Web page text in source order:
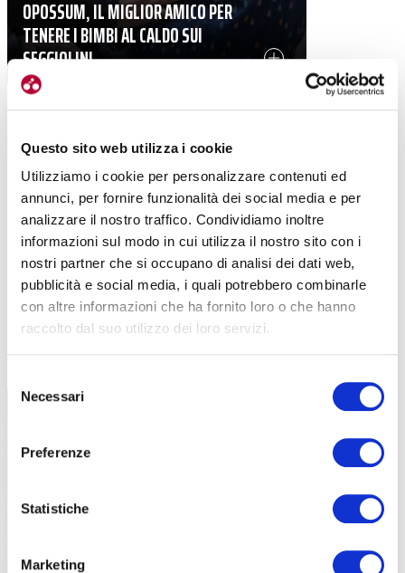
Questo sito web utilizza i cookie
Utilizziamo i cookie per personalizzare contenuti ed
annunci, per fornire funzionalità dei social media e per
analizzare il nostro traffico. Condividiamo inoltre
informazioni sul modo in cui utilizza il nostro sito con i
nostri partner che si occupano di analisi dei dati web,
pubblicità e social media, i quali potrebbero combinarle
con altre informazioni che ha fornito loro o che hanno
raccolto dal suo utilizzo dei loro servizi.
delNecessari
Preferenze
Statistiche
Marketing
OPOSSUM, IL MIGLIOR AMICO PER
TENERE I BIMBI AL CALDO SUI
SEGGIOLINI
TUTTE LE CATEGORIE DEL MAGAZINE